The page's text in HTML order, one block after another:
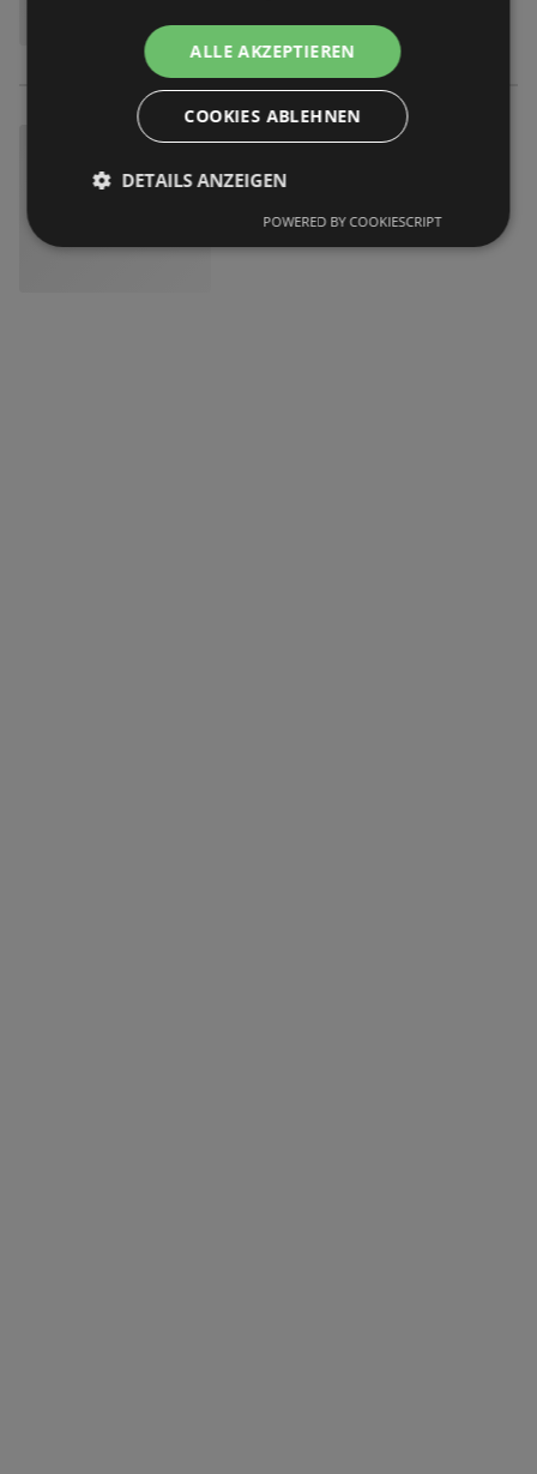
ALLE AKZEPTIEREN
COOKIES ABLEHNEN
DETAILS ANZEIGEN
POWERED BY COOKIESCRIPT